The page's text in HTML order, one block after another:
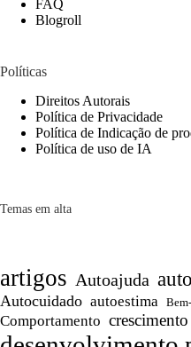
FAQ
Blogroll
Políticas
Direitos Autorais
Política de Privacidade
Política de Indicação de
Política de uso de IA
Temas em alta
artigos Autoajuda
Autocuidado autoestima
Comportamento